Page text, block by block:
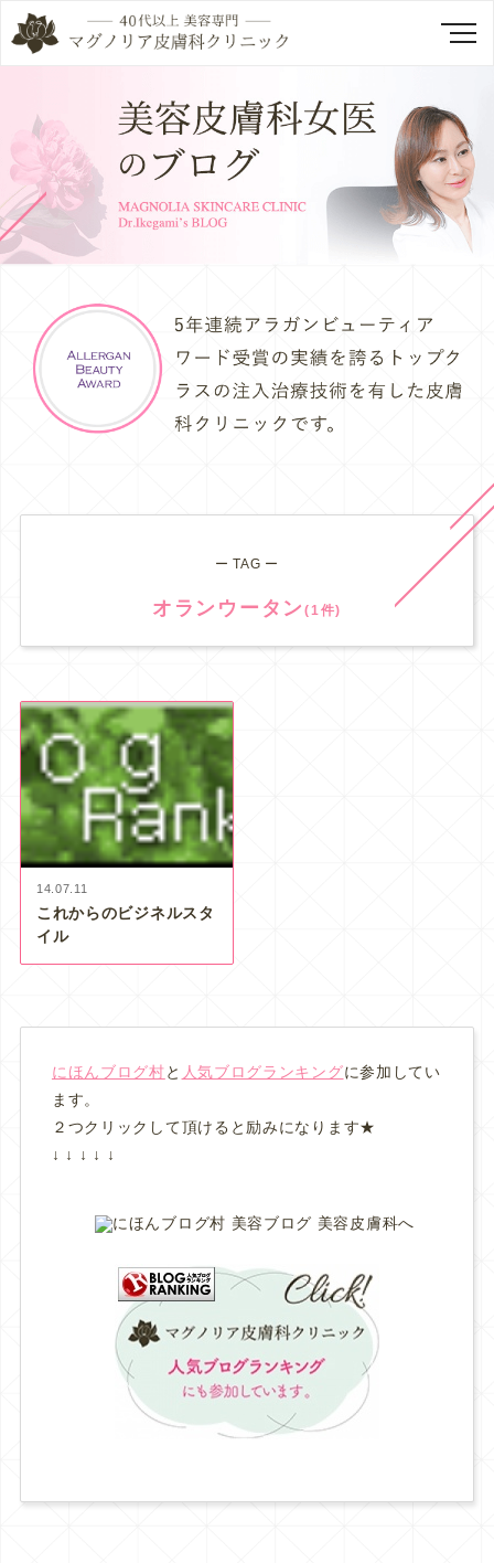
ー TAG ー
オランウータン(1件)
14.07.11
これからのビジネルスタ
イル
にほんブログ村と 人気ブログランキングに参加してい
ます。
２つクリックして頂けると励みになります★
↓ ↓ ↓ ↓ ↓